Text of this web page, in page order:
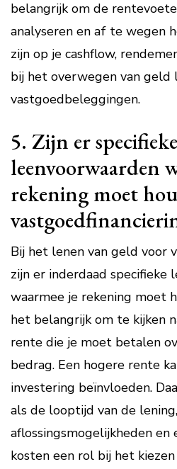
belangrijk om de
analyseren en af te wegen
zijn op je cashflow,
bij het overwegen van geld
vastgoedbeleggingen.
5. Zijn er specifieke
leenvoorwaarden
rekening moet
Bij het lenen van geld voor
zijn er inderdaad specifieke
waarmee je rekening moet
het belangrijk om te kijken
rente die je moet betalen
bedrag. Een hogere rente
investering beïnvloeden.
als de looptijd van de
aflossingsmogelijkheden
kosten een rol bij het